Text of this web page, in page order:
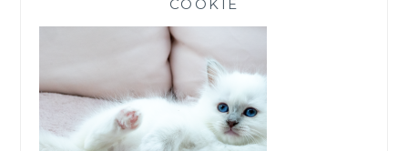
COOKIE